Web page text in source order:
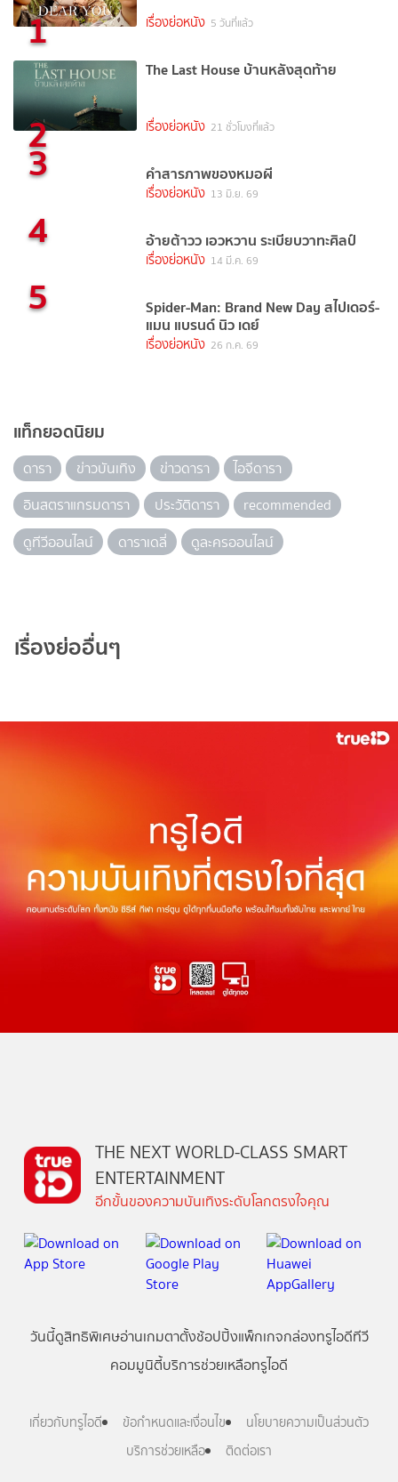
1 เรื่องย่อหนัง 5 วันที่แล้ว
2
The Last House บ้านหลังสุดท้าย
เรื่องย่อหนัง 21 ชั่วโมงที่แล้ว
3 คำสารภาพของหมอผี
เรื่องย่อหนัง 13 มิ.ย. 69
4 อ้ายต้าวว เอวหวาน ระเบียบวาทะศิลป์
เรื่องย่อหนัง 14 มี.ค. 69
5 Spider-Man: Brand New Day สไปเดอร์-
แมน แบรนด์ นิว เดย์
เรื่องย่อหนัง 26 ก.ค. 69
แท็กยอดนิยม
ดารา ข่าวบันเทิง ข่าวดารา
ไอจีดารา
อินสตราแกรมดารา
ประวัติดารา
recommended
ดูทีวีออนไลน์
ดาราเดลี่ ดูละครออนไลน์
เรื่องย่ออื่นๆ
THE NEXT WORLD-CLASS SMART
ENTERTAINMENT
อีกขั้นของความบันเทิงระดับโลกตรงใจคุณ
วันนี้ดูสิทธิพิเศษอ่านเกมตาตั้งช้อปปิ้งแพ็กเกจกล่องทรูไอดีทีวี
คอมมูนิตี้บริการช่วยเหลือทรูไอดี
เกี่ยวกับทรูไอดี ข้อกำหนดและเงื่อนไข
นโยบายความเป็นส่วนตัว
บริการช่วยเหลือ
ติดต่อเรา